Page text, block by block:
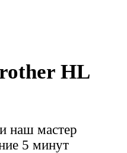
HL
наш мастер
5 минут